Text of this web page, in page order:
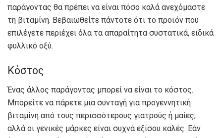
παράγοντας θα πρέπει να είναι πόσο καλά ανεχόμαστε
τη βιταμίνη. Βεβαιωθείτε πάντοτε ότι το προϊόν που
επιλέγετε περιέχει όλα τα απαραίτητα συστατικά, ειδικά
φυλλικό οξύ.
Κόστος
Ένας άλλος παράγοντας μπορεί να είναι το κόστος.
Μπορείτε να πάρετε μια συνταγή για προγεννητική
βιταμίνη από τους περισσότερους γιατρούς ή μαίες,
αλλά οι γενικές μάρκες είναι συχνά εξίσου καλές. Εάν